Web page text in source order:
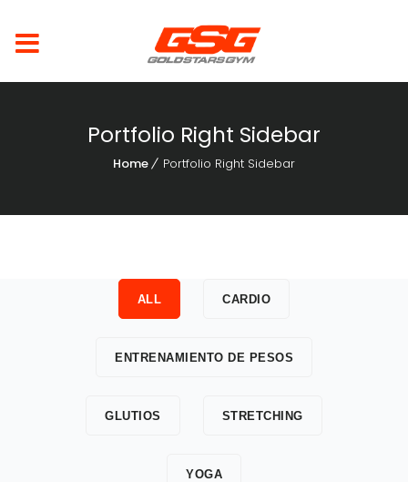
Portfolio Right Sidebar
Home Portfolio Right Sidebar
ALL CARDIO
ENTRENAMIENTO DE PESOS
GLUTIOS STRETCHING
YOGA